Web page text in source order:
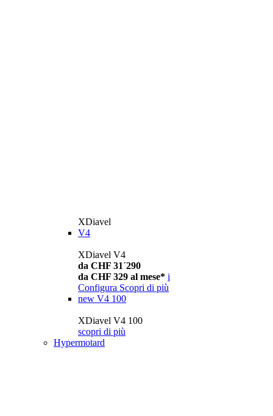
XDiavel
V4
XDiavel V4
da CHF 31´290
da CHF 329 al mese* i
Configura Scopri di più
new V4 100
XDiavel V4 100
scopri di più
Hypermotard